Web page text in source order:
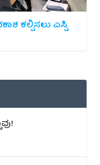
ಕಲ್ಪಿಸಲು ಎಸ್ಪಿ